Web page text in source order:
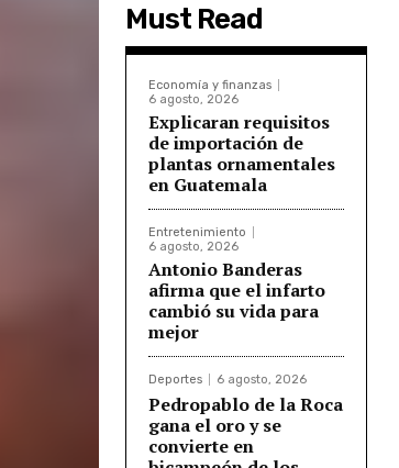
Must Read
Economía y finanzas
6 agosto, 2026
Explicaran requisitos
de importación de
plantas ornamentales
en Guatemala
Entretenimiento
6 agosto, 2026
Antonio Banderas
afirma que el infarto
cambió su vida para
mejor
Deportes 6 agosto, 2026
Pedropablo de la Roca
gana el oro y se
convierte en